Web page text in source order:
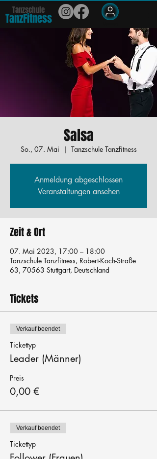
Tanzschule
TanzFitness
Salsa
So., 07. Mai
  |
Tanzschule Tanzfitness
Anmeldung abgeschlossen
Veranstaltungen ansehen
Zeit & Ort
07. Mai 2023, 17:00 – 18:00
Tanzschule Tanzfitness, Robert-Koch-Straße
63, 70563 Stuttgart, Deutschland
Tickets
Verkauf beendet
Tickettyp
Leader (Männer)
Preis
0,00 €
Verkauf beendet
Tickettyp